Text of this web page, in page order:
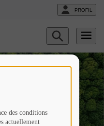
PROFIL
Afficher
le
formulaire
recherche
des conditions
actuellement